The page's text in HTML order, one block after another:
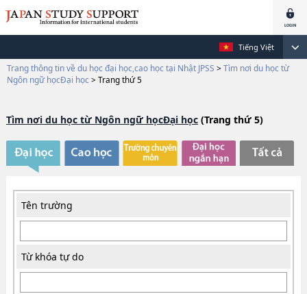
Tiếng Việt
Trang thông tin về du học đại học,cao học tại Nhật JPSS > Tìm nơi du học từ
Ngôn ngữ họcĐại học > Trang thứ 5
Tìm nơi du học từ Ngôn ngữ họcĐại học(Trang thứ 5)
Tên trường
Từ khóa tự do